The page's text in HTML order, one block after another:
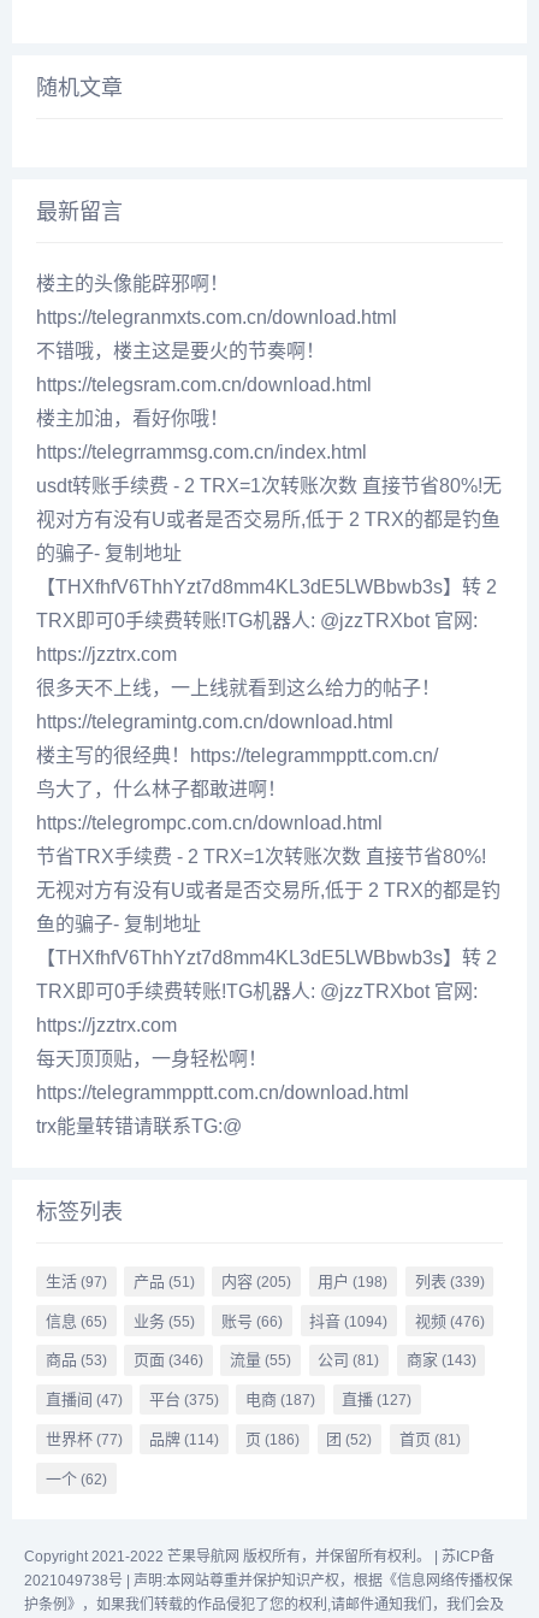
随机文章
最新留言
楼主的头像能辟邪啊！
https://telegranmxts.com.cn/download.html
不错哦，楼主这是要火的节奏啊！
https://telegsram.com.cn/download.html
楼主加油，看好你哦！
https://telegrrammsg.com.cn/index.html
usdt转账手续费 - 2 TRX=1次转账次数 直接节省80%!无
视对方有没有U或者是否交易所,低于 2 TRX的都是钓鱼
的骗子- 复制地址
【THXfhfV6ThhYzt7d8mm4KL3dE5LWBbwb3s】转 2
TRX即可0手续费转账!TG机器人: @jzzTRXbot 官网:
https://jzztrx.com
很多天不上线，一上线就看到这么给力的帖子！
https://telegramintg.com.cn/download.html
楼主写的很经典！https://telegrammpptt.com.cn/
鸟大了，什么林子都敢进啊！
https://telegrompc.com.cn/download.html
节省TRX手续费 - 2 TRX=1次转账次数 直接节省80%!
无视对方有没有U或者是否交易所,低于 2 TRX的都是钓
鱼的骗子- 复制地址
【THXfhfV6ThhYzt7d8mm4KL3dE5LWBbwb3s】转 2
TRX即可0手续费转账!TG机器人: @jzzTRXbot 官网:
https://jzztrx.com
每天顶顶贴，一身轻松啊！
https://telegrammpptt.com.cn/download.html
trx能量转错请联系TG:@
标签列表
生活(97) 产品 (51) 内容 (205) 用户 (198) 列表 (339)
信息 (65) 业务(55) 账号 (66) 抖音 (1094) 视频(476)
商品 (53) 页面 (346) 流量 (55) 公司 (81) 商家 (143)
直播间 (47) 平台 (375) 电商 (187) 直播 (127)
世界杯(77) 品牌(114) 页 (186) 团 (52) 首页 (81)
一个(62)
Copyright 2021-2022 芒果导航网 版权所有，并保留所有权利。 | 苏ICP备
2021049738号 | 声明:本网站尊重并保护知识产权，根据《信息网络传播权保
护条例》，如果我们转载的作品侵犯了您的权利,请邮件通知我们，我们会及